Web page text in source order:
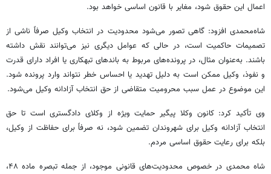
اعمال این حقوق شود، مغایر با قانون اساسی خواهد بود.
شاه‌محمدی افزود: گاهی تصور می‌شود محدودیت در انتخاب وکیل صرفاً ناشی از
تصمیمات حاکمیت است، در حالی که عوامل دیگری نیز می‌توانند نقش داشته
باشند. به‌عنوان مثال، در پرونده‌های مربوط به باندهای تبهکاری یا افراد دارای قدرت
و نفوذ، وکیل ممکن است به دلیل تهدید یا احساس خطر نتواند وارد پرونده شود.
این موضوع در عمل سبب محرومیت متقاضی از حق انتخاب آزادانه وکیل می‌شود.
وی تأکید کرد: کانون وکلا پیگیر حمایت ویژه از وکلای دادگستری است تا حق
انتخاب آزادانه وکیل برای شهروندان تضمین شود، نه صرفاً برای حفاظت از وکیل،
بلکه برای رعایت حقوق اساسی مردم.
شاه محمدی در خصوص محدودیت‌های قانونی موجود، از جمله تبصره ماده ۴۸،